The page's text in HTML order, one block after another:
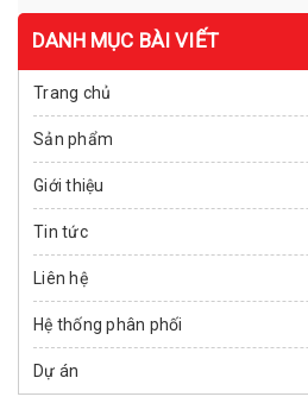
DANH MỤC BÀI VIẾT
Trang chủ
Sản phẩm
Giới thiệu
Tin tức
Liên hệ
Hệ thống phân phối
Dự án